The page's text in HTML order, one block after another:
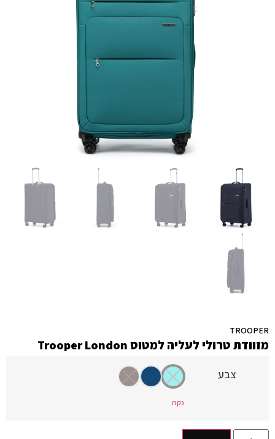
TROOPER
מזוודת טרולי לעליה למטוס Trooper London
צבע
נקה